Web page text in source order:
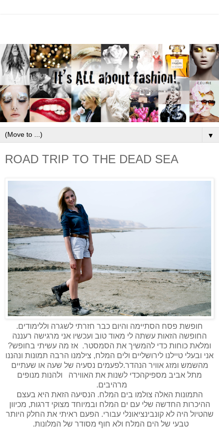
▼
ROAD TRIP TO THE DEAD SEA
חופשת פסח הסתיימה והיום כבר חזרתי לשגרה וללימודים.
החופשה הזאות עשתה לי מאוד טוב ועכשיו אני מרגישה רעננה
ומלאת כוחות כדי להמשיך את הסמסטר. אז מה עשיתי בחופש?
אני ובעלי טיילנו לירושליים ולים המלח, צילמנו הרבה תמונות ונהננו
מהשמש ומזג אוויר הנהדר.לפעמים נסעיה של שעה או שעתיים
מתל אביב מספיקהכדי לשנות את האווירה
ולהנות מנופים
מרהיבים.
התמונות האלה צולמו בים המלח. הנסיעה הזאת היא בעצם
ההיכרות החדשה שלי עם ים המלח ובמיוחד מצוקי דרגות, מכיוון
שהטיול היה לא קונבינציאונלי עבורי. הפעם ראיתי את החלק היותר
טבעי של הים המלח ולא חוף מסודר של המלונות.